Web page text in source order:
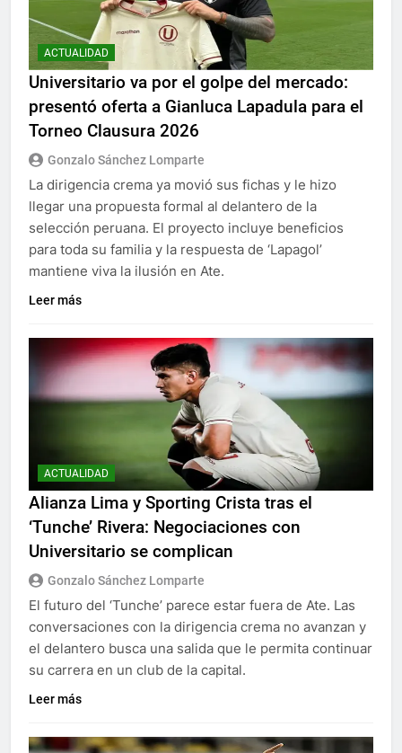
ACTUALIDAD
Universitario va por el golpe del mercado:
presentó oferta a Gianluca Lapadula para el
Torneo Clausura 2026
Gonzalo Sánchez Lomparte
La dirigencia crema ya movió sus fichas y le hizo
llegar una propuesta formal al delantero de la
selección peruana. El proyecto incluye beneficios
para toda su familia y la respuesta de ‘Lapagol’
mantiene viva la ilusión en Ate.
Leer más
ACTUALIDAD
Alianza Lima y Sporting Crista tras el
‘Tunche’ Rivera: Negociaciones con
Universitario se complican
Gonzalo Sánchez Lomparte
El futuro del ‘Tunche’ parece estar fuera de Ate. Las
conversaciones con la dirigencia crema no avanzan y
el delantero busca una salida que le permita continuar
su carrera en un club de la capital.
Leer más